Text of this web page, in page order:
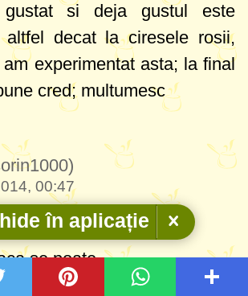
si deja gustul este
altfel decat la ciresele rosii,
experimentat asta; la final
cred; multumesc
00:47
se poate...
în aplicație